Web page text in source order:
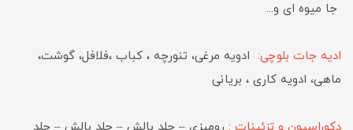
جا میوه ای و...
ادیه جات بلوچی: ادویه مرغی، تنورچه ، کباب ،فلافل، گوشت،
ماهی، ادویه کاری ، بریانی